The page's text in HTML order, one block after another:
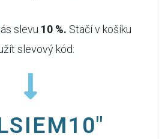
slevu 10 %. Stačí v košíku
slevový kód: